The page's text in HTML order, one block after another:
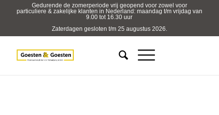
Gedurende de zomerperiode vrij geopend voor zowel voor
particuliere & zakelijke klanten in Nederland: maandag t/m vrijdag van
9.00 tot 16.30 uur
Zaterdagen gesloten t/m 25 augustus 2026.